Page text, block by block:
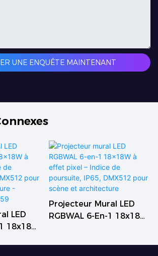
UNE ENQUÊTE MAINTENANT
LED
18x18W
Projecteur Mural LED
RGBWAL 6-En-1 18x18W